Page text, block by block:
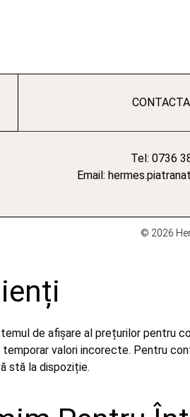
Tel: 0736
Email:
© 2026
de afișare al prețurilor pentru
valori incorecte. Pentru
stă la dispoziție.